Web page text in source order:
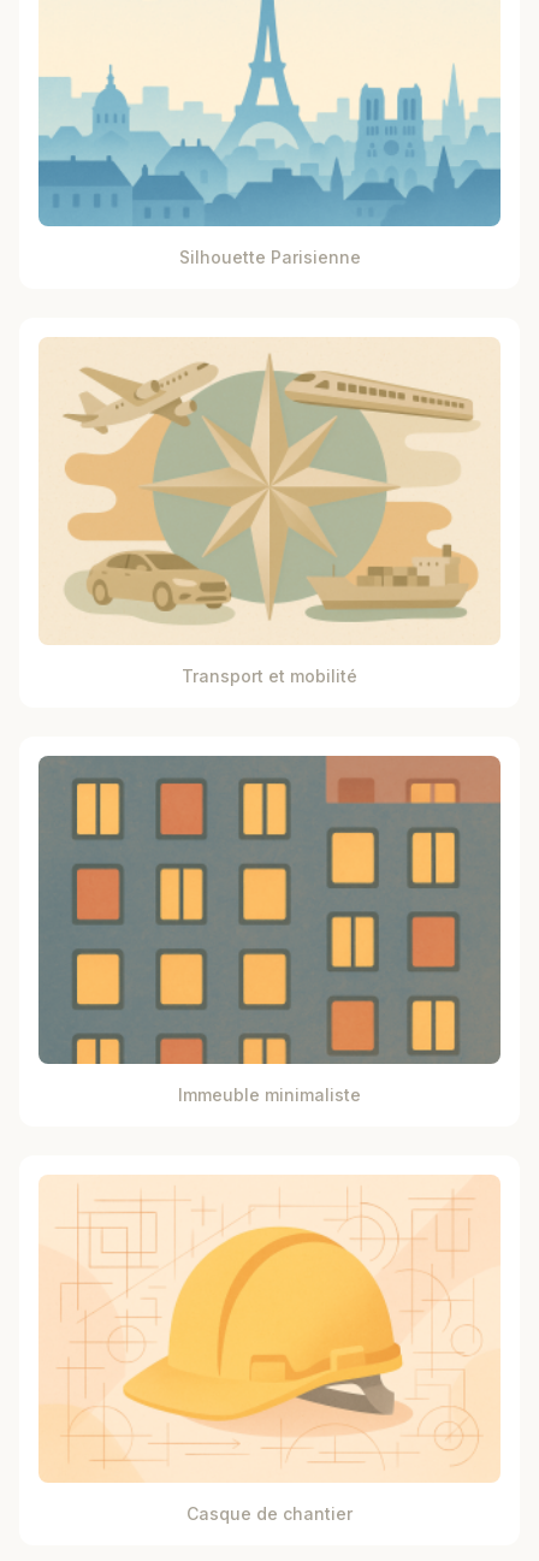
Silhouette Parisienne
Transport et mobilité
Immeuble minimaliste
Casque de chantier